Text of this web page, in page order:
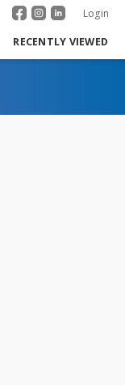
Login
RECENTLY VIEWED